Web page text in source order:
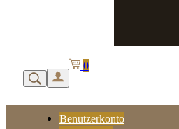
Benutzerkonto
0